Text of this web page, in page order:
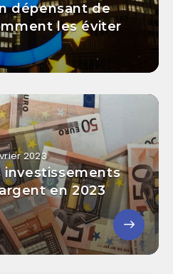
dépensant de
les éviter
2023
investissements
en 2023